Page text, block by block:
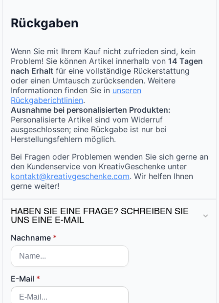
Rückgaben
Wenn Sie mit Ihrem Kauf nicht zufrieden sind, kein
Problem! Sie können Artikel innerhalb von 14 Tagen
nach Erhalt für eine vollständige Rückerstattung
oder einen Umtausch zurücksenden. Weitere
Informationen finden Sie in unseren
Rückgaberichtlinien.
Ausnahme bei personalisierten Produkten:
Personalisierte Artikel sind vom Widerruf
ausgeschlossen; eine Rückgabe ist nur bei
Herstellungsfehlern möglich.
Bei Fragen oder Problemen wenden Sie sich gerne an
den Kundenservice von KreativGeschenke unter
kontakt@kreativgeschenke.com. Wir helfen Ihnen
gerne weiter!
HABEN SIE EINE FRAGE? SCHREIBEN SIE
UNS EINE E-MAIL
Nachname *
E-Mail *